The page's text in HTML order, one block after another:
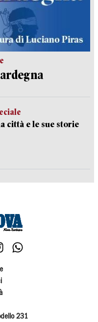
città e le sue storie
231